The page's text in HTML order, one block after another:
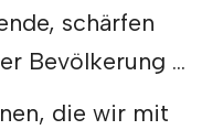
schärfen
Bevölkerung ...
die wir mit